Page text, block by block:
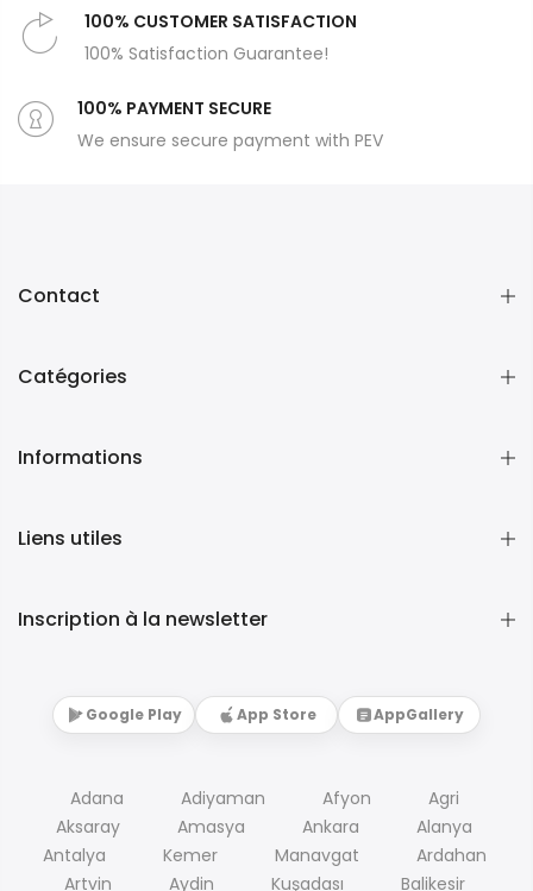
100% CUSTOMER SATISFACTION
100% Satisfaction Guarantee!
100% PAYMENT SECURE
We ensure secure payment with PEV
Contact
Catégories
Informations
Liens utiles
Inscription à la newsletter
Google Play App Store AppGallery
Adana Adiyaman Afyon
Agri
Aksaray
Amasya Ankara
Alanya
Antalya
Kemer Manavgat
Ardahan
Artvin
Aydin Kuşadası Balikesir